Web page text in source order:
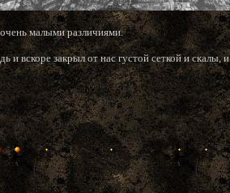
малыми различиями.
и вскоре закрыл от нас густой сеткой и скалы, и